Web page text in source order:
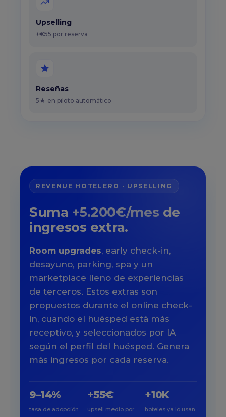
Upselling
+€55 por reserva
Reseñas
5★ en piloto automático
REVENUE HOTELERO · UPSELLING
Suma +5.200€/mes de
ingresos extra.
Room upgrades, early check-in,
desayuno, parking, spa y un
marketplace lleno de experiencias
de terceros. Estos extras son
propuestos durante el online check-
in, cuando el huésped está más
receptivo, y seleccionados por IA
según el perfil del huésped. Genera
más ingresos por cada reserva.
9–14%
tasa de adopción
+55€
upsell medio por
+10K
hoteles ya lo usan